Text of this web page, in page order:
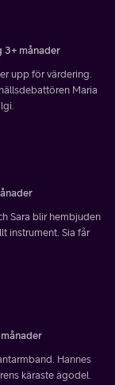
3+ månader
upp för värdering.
Maria
Sara blir hembjuden
instrument. Sia får
Hannes
käraste ägodel.